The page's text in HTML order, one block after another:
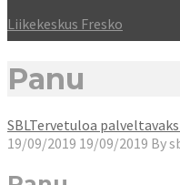
Liikekeskus Fresko
Panu
SBLTervetuloa
19/09/2019 19/09/2019 By